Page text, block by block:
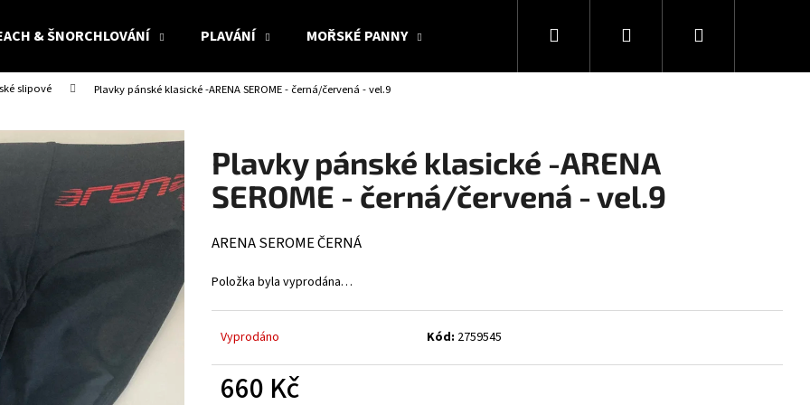
& ŠNORCHLOVÁNÍ PLAVÁNÍ MOŘSKÉ PANNY KOLEKCE SNAKESUB & DES DÁRKOVÉ
Hledat PřihlášeníNákupní
slipové Plavky pánské klasické -ARENA SEROME - černá/červená - vel.9
Plavky pánské klasické -ARENA
SEROME - černá/červená - vel.9
ARENA SEROME ČERNÁ
Položka byla vyprodána…
Vyprodáno Kód: 2759545
660 Kč
Co potřebujete najít?
HLEDAT
Doporučujeme